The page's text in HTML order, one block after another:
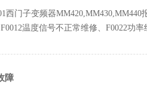
门子变频器MM420,MM430,MM440
温度信号不正常维修、F0022功率
障